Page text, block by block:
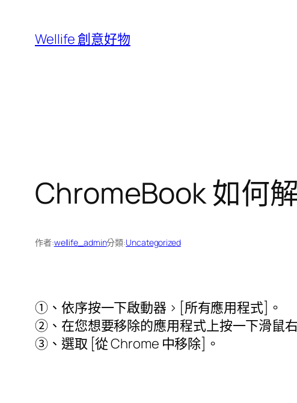
Wellife 創意好物
ChromeBook 如何
作者:wellife_admin分類:Uncategorized
①、依序按一下啟動器 > [所有應用程式] 。
②、在您想要移除的應用程式上按一下滑鼠
③、選取 [從Chrome 中移除] 。